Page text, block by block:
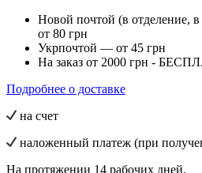
Новой почтой (в отделение,
от 80 грн
Укрпочтой — от 45 грн
На заказ от 2000 грн -
Подробнее о доставке
на счет
наложенный платеж (при
На протяжении 14 рабочих дней.